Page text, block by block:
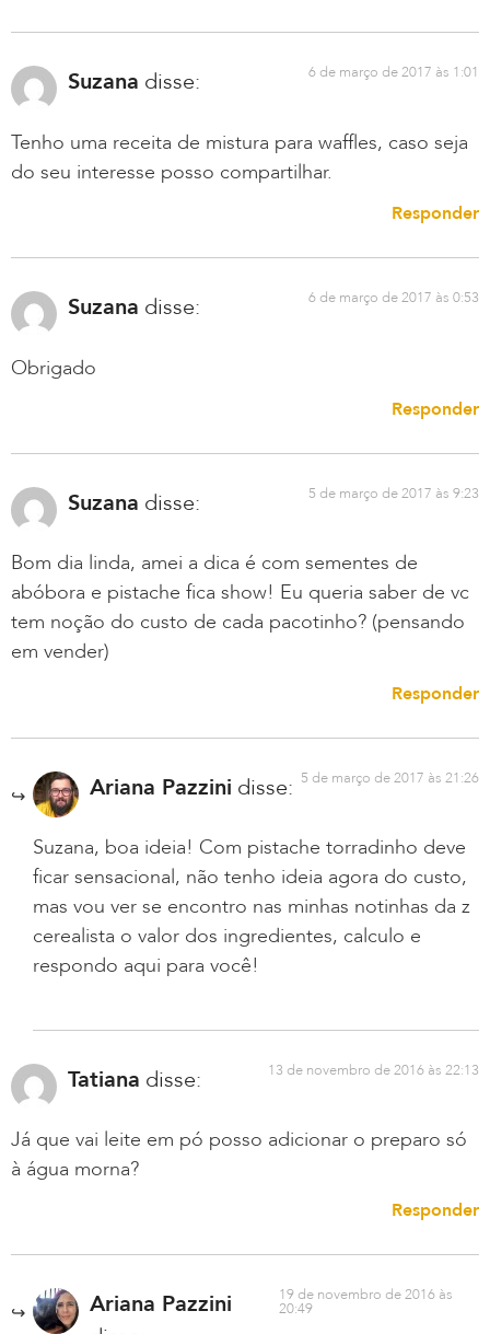
Suzana disse: 6 de março de 2017 às 1:01
Tenho uma receita de mistura para waffles, caso seja
do seu interesse posso compartilhar.
Responder
Suzana disse: 6 de março de 2017 às 0:53
Obrigado
Responder
Suzana disse: 5 de março de 2017 às 9:23
Bom dia linda, amei a dica é com sementes de
abóbora e pistache fica show! Eu queria saber de vc
tem noção do custo de cada pacotinho? (pensando
em vender)
Responder
Ariana Pazzini disse: 5 de março de 2017 às 21:26
Suzana, boa ideia! Com pistache torradinho deve
ficar sensacional, não tenho ideia agora do custo,
mas vou ver se encontro nas minhas notinhas da z
cerealista o valor dos ingredientes, calculo e
respondo aqui para você!
Tatiana disse: 13 de novembro de 2016 às 22:13
Já que vai leite em pó posso adicionar o preparo só
à água morna?
Responder
Ariana Pazzini
19 de novembro de 2016 às
20:49